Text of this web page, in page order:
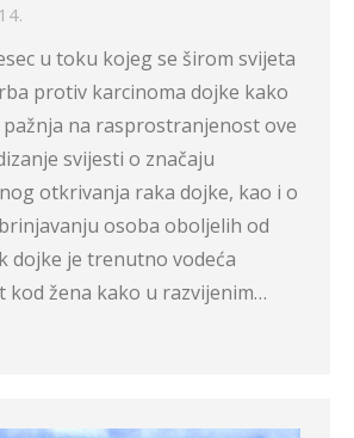
u toku kojeg se širom svijeta
protiv karcinoma dojke kako
na rasprostranjenost ove
svijesti o značaju
otkrivanja raka dojke, kao i o
osoba oboljelih od
dojke je trenutno vodeća
kod žena kako u razvijenim…